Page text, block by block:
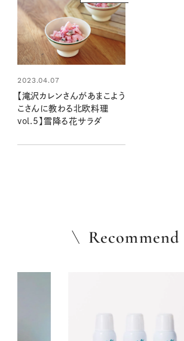
2023.04.07
【滝沢カレンさんがあまこよう
こさんに教わる北欧料理
vol.5】雪降る花サラダ
Recommend